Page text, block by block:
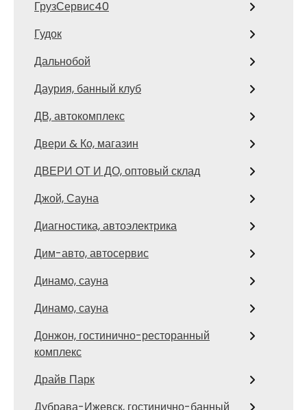
ГрузСервис40
Гудок
Дальнобой
Даурия, банный клуб
ДВ, автокомплекс
Двери & Ко, магазин
ДВЕРИ ОТ И ДО, оптовый склад
Джой, Сауна
Диагностика, автоэлектрика
Дим-авто, автосервис
Динамо, сауна
Динамо, сауна
Донжон, гостинично-ресторанный
комплекс
Драйв Парк